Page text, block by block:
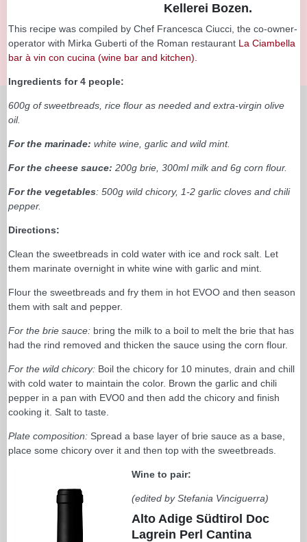
Kellerei Bozen.
This recipe was compiled by Chef Francesca Ciucci, the co-owner-
operator with Mirka Guberti of the Roman restaurant La Ciambella
bar à vin con cucina (wine bar and kitchen).
Ingredients for 4 people:
600g of sweetbreads, rice flour as needed and extra-virgin olive
oil.
For the marinade: white wine, garlic and wild mint.
For the cheese sauce: 200g brie, 300ml milk and 6g corn flour.
For the vegetables: 500g wild chicory, 1-2 garlic cloves and chili
pepper.
Directions:
Clean the sweetbreads in cold water with ice and rock salt. Let
them marinate overnight in white wine with garlic and mint.
Flour the sweetbreads and fry them in hot EVOO and then season
them with salt and pepper.
For the brie sauce: bring the milk to a boil to melt the brie that has
had the rind removed and thicken the sauce using the corn flour.
For the wild chicory: Boil the chicory for 10 minutes, drain and chill
with cold water to maintain the color. Brown the garlic and chili
pepper in a pan with EVO0 and then add the chicory and finish
cooking it. Salt to taste.
Plate composition: Spread a base layer of brie sauce as a base,
place some chicory over it and then top with the sweetbreads.
Wine to pair:
(edited by Stefania Vinciguerra)
Alto Adige Südtirol Doc
Lagrein Perl Cantina